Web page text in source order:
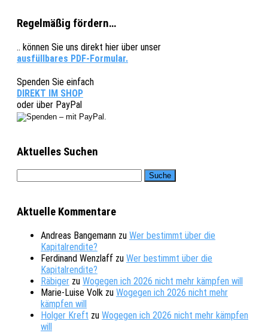
Regelmäßig fördern…
.. können Sie uns direkt hier über unser
ausfüllbares PDF-Formular.
Spenden Sie einfach
DIREKT IM SHOP
oder über PayPal
Aktuelles Suchen
Aktuelle Kommentare
Andreas Bangemann zu Wer bestimmt über die
Kapitalrendite?
Ferdinand Wenzlaff zu Wer bestimmt über die
Kapitalrendite?
Räbiger zu Wogegen ich 2026 nicht mehr kämpfen will
Marie-Luise Volk zu Wogegen ich 2026 nicht mehr
kämpfen will
Holger Kreft zu Wogegen ich 2026 nicht mehr kämpfen
will